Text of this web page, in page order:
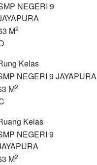
NEGERI 9
M2
Kelas
NEGERI 9 JAYAPURA
M2
Kelas
NEGERI 9
M2